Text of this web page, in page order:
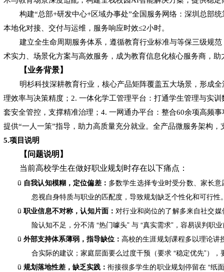
构建“总部+研发中心+区域办事处”全国服务网络：深圳总部
本地化对接、交付与运维，服务响应时效≤2小时。
建立全生命周期服务体系，遵循教育行业标准与等保三级规
术实力、场景化方案与高效服务，成为教育信息化核心服务商，助
【业务背景】
明杉科技深耕教育行业，核心产品矩阵覆盖五大场景，形成
理效率与决策精度；2. 一体化学工管理平台：打通学生管理与实
套安全管控，支撑精准治理；4. 一网通办平台：整合60余项高频
提供“一人一策”指导，助力高质量充分就业。全产品微服务架构
5.项目说明
【问题说明】
当前高校学生在做好职业规划时存在以下痛点：
ü 自我认知模糊，定位偏差： 多数学生选择专业时受分数、家长
忽视自身特质与职业的匹配度，导致规划缺乏个性化和可行性
ü职业信息不对称，认知片面：对行业和岗位的了解多来自社交
险认知不足，分不清 “热门噱头” 与 “真实需求”，容易误判职
ü外部支持体系薄弱，指导缺位：高校的生涯规划课程多以理论讲
合实际的建议；家庭层面要么过度干预（要求 “稳定优先”）
ü规划落地性差，缺乏实践：衔接很多学生的职业规划停留在 “纸